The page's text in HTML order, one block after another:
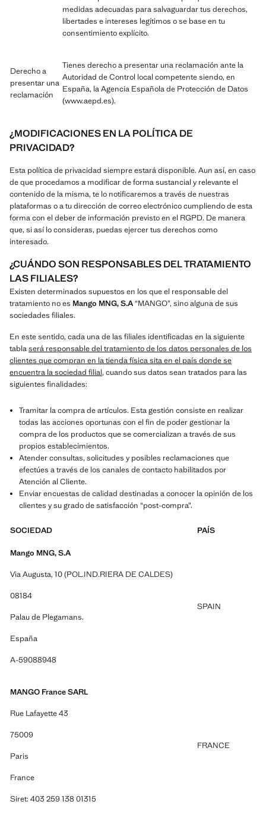
medidas adecuadas para salvaguardar tus derechos,
libertades e intereses legítimos o se base en tu
consentimiento explícito.
Derecho a
presentar una
reclamación
Tienes derecho a presentar una reclamación ante la
Autoridad de Control local competente siendo, en
España, la Agencia Española de Protección de Datos
(www.aepd.es).
¿MODIFICACIONES EN LA POLÍTICA DE
PRIVACIDAD?
Esta política de privacidad siempre estará disponible. Aun así, en caso
de que procedamos a modificar de forma sustancial y relevante el
contenido de la misma, te lo notificaremos a través de nuestras
plataformas o a tu dirección de correo electrónico cumpliendo de esta
forma con el deber de información previsto en el RGPD. De manera
que, si así lo consideras, puedas ejercer tus derechos como
interesado.
¿CUÁNDO SON RESPONSABLES DEL TRATAMIENTO
LAS FILIALES?
Existen determinados supuestos en los que el responsable del
tratamiento no es Mango MNG, S.A“MANGO”, sino alguna de sus
sociedades filiales.
En este sentido, cada una de las filiales identificadas en la siguiente
tablaserá responsable del tratamiento de los datos personales de los
clientes que compran en la tienda física sita en el país donde se
encuentra la sociedad filial, cuando sus datos sean tratados para las
siguientes finalidades:
Tramitar la compra de artículos. Esta gestión consiste en realizar
todas las acciones oportunas con el fin de poder gestionar la
compra de los productos que se comercializan a través de sus
propios establecimientos.
Atender consultas, solicitudes y posibles reclamaciones que
efectúes a través de los canales de contacto habilitados por
Atención al Cliente.
Enviar encuestas de calidad destinadas a conocer la opinión de los
clientes y su grado de satisfacción “post-compra”.
SOCIEDAD PAÍS
Mango MNG, S.A
Via Augusta, 10 (POL.IND.RIERA DE CALDES)
08184
Palau de Plegamans.
España
A-59088948
SPAIN
MANGO France SARL
Rue Lafayette 43
75009
Paris
France
Siret: 403 259 138 01315
FRANCE